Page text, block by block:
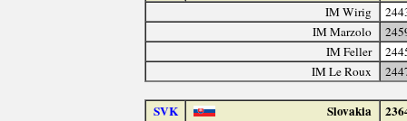
IM Wirig
IM Marzolo
IM Feller
IM Le Roux
SVK Slovakia